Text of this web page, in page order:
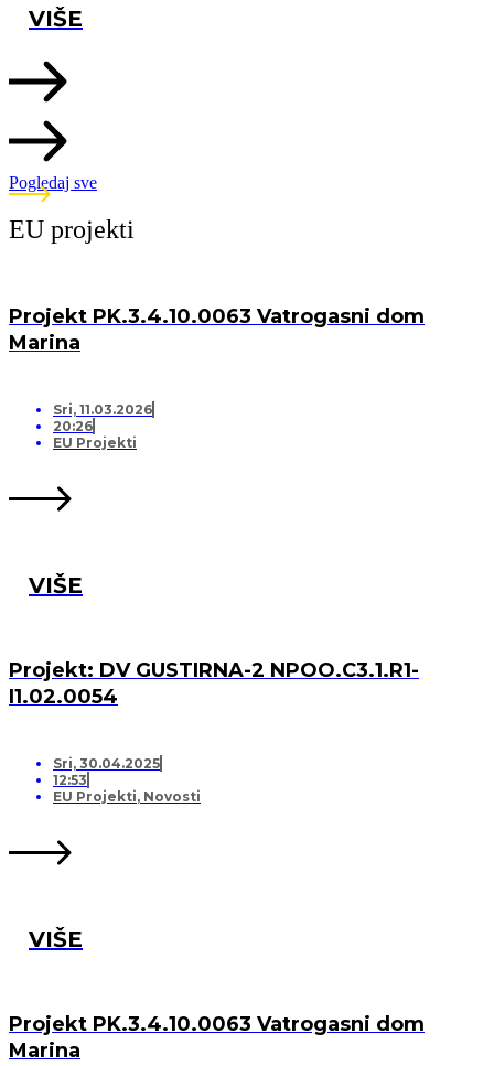
VIŠE
Pogledaj sve
EU projekti
Projekt PK.3.4.10.0063 Vatrogasni dom
Marina
Sri, 11.03.2026
20:26
EU Projekti
VIŠE
Projekt: DV GUSTIRNA-2 NPOO.C3.1.R1-
I1.02.0054
Sri, 30.04.2025
12:53
EU Projekti, Novosti
VIŠE
Projekt PK.3.4.10.0063 Vatrogasni dom
Marina